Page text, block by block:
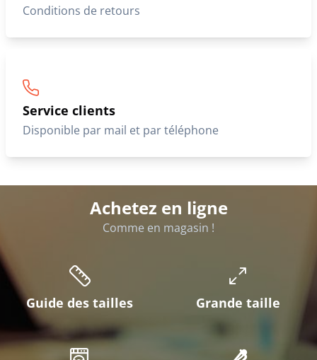
Conditions de retours
Service clients
Disponible par mail et par téléphone
Achetez en ligne
Comme en magasin !
Guide des tailles Grande taille